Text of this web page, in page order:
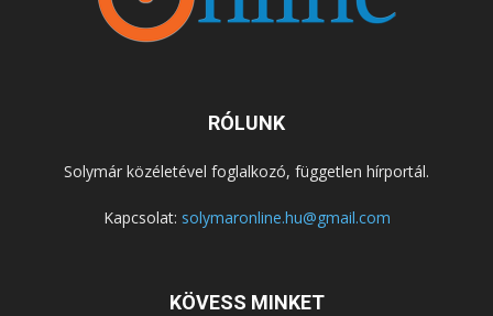
RÓLUNK
Solymár közéletével foglalkozó, független hírportál.
Kapcsolat: solymaronline.hu@gmail.com
KÖVESS MINKET